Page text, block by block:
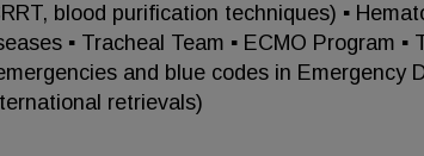
blood purification techniques) ▪
▪ Tracheal Team ▪ ECMO Program
and blue codes in Emergency
retrievals)